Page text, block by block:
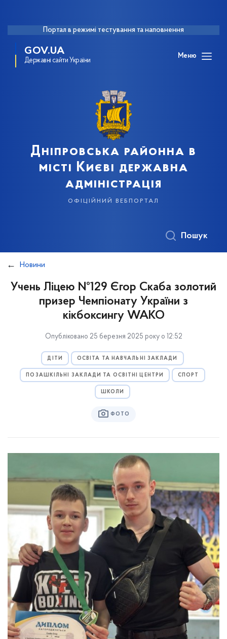
Портал в режимі тестування та наповнення
GOV.UA
Державні сайти України
Меню
Дніпровська районна в
місті Києві державна
адміністрація
офіційний вебпортал
Пошук
Новини
Учень Ліцею №129 Єгор Скаба золотий
призер Чемпіонату України з
кікбоксингу WAKO
Опубліковано 25 березня 2025 року о 12:52
ДІТИ ОСВІТА ТА НАВЧАЛЬНІ ЗАКЛАДИ
ПОЗАШКІЛЬНІ ЗАКЛАДИ ТА ОСВІТНІ ЦЕНТРИ СПОРТ
ШКОЛИ
ФОТО